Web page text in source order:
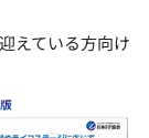
えている方向け